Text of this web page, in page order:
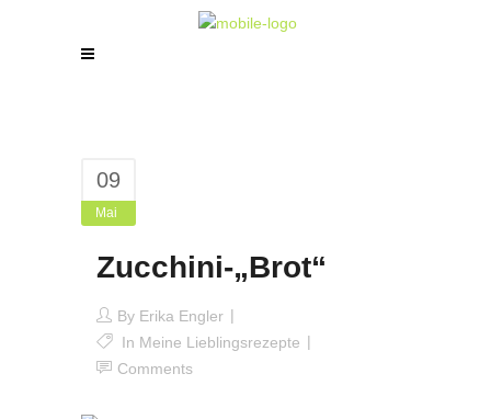
09
Mai
Zucchini-„Brot“
By Erika Engler
In Meine Lieblingsrezepte
Comments